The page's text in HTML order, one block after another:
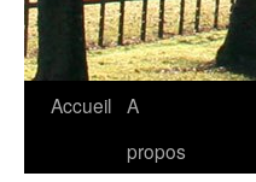
Accueil A
propos